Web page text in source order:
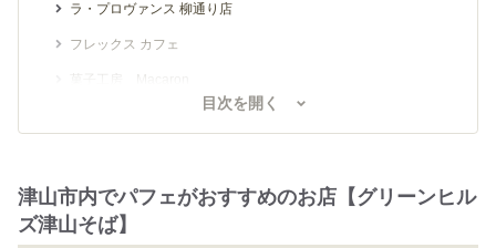
ラ・プロヴァンス 柳通り店
フレックス カフェ
菓子工房 Macaron
津山市内でパフェがおすすめのお店【津山駅から津山城周辺】
トマト＆オニオン 津山駅前店
アイス工房 優
目次を開く
津山市内でパフェがおすすめのお店【グリーンヒル
ズ津山そば】